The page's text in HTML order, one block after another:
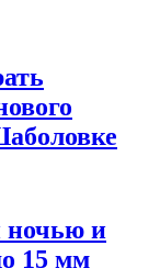
ночью и
15 мм